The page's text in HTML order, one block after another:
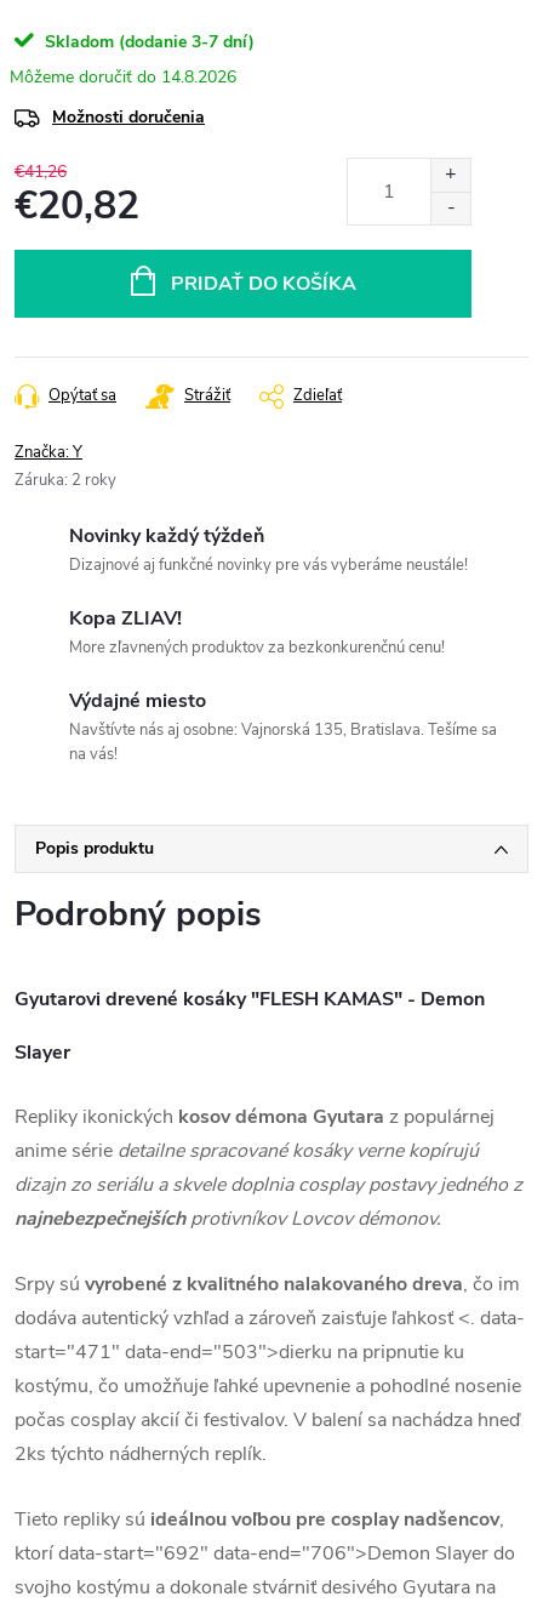
Skladom (dodanie 3-7 dní)
14.8.2026
Možnosti doručenia
€41,26
€20,82
PRIDAŤ DO KOŠÍKA
Opýtať sa Strážiť Zdieľať
Značka:Y
Záruka: 2 roky
Novinky každý týždeň
Dizajnové aj funkčné novinky pre vás vyberáme neustále!
Kopa ZLIAV!
More zľavnených produktov za bezkonkurenčnú cenu!
Výdajné miesto
Navštívte nás aj osobne: Vajnorská 135, Bratislava. Tešíme sa
na vás!
Popis produktu
Podrobný popis
Gyutarovi drevené kosáky "FLESH KAMAS" - Demon
Slayer
Repliky ikonických kosov démona Gyutara z populárnej
anime série detailne spracované kosáky verne kopírujú
dizajn zo seriálu a skvele doplnia cosplay postavy jedného z
najnebezpečnejšíchprotivníkov Lovcov démonov.
Srpy sú vyrobené z kvalitného nalakovaného dreva, čo im
dodáva autentický vzhľad a zároveň zaisťuje ľahkosť <. data-
start="471" data-end="503">dierku na pripnutie ku
kostýmu, čo umožňuje ľahké upevnenie a pohodlné nosenie
počas cosplay akcií či festivalov. V balení sa nachádza hneď
2ks týchto nádherných replík.
Tieto repliky sú ideálnou voľbou pre cosplay nadšencov,
ktorí data-start="692" data-end="706">Demon Slayer do
svojho kostýmu a dokonale stvárniť desivého Gyutara na